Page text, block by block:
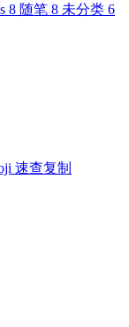
8 随笔 8 未分类 6
速查复制